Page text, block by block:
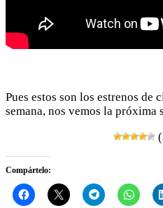
Pues estos son los estrenos de
semana, nos vemos la próxima
(
Compártelo: